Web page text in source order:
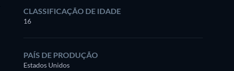
CLASSIFICAÇÃO DE IDADE
16
PAÍS DE PRODUÇÃO
Estados Unidos